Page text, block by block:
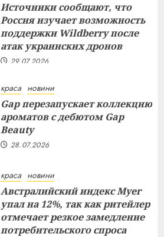
Источники сообщают, что
Россия изучает возможность
поддержки Wildberry после
атак украинских дронов
29.07.2026
краса новини
Gap перезапускает коллекцию
ароматов с дебютом Gap
Beauty
28.07.2026
краса новини
Австралийский индекс Myer
упал на 12%, так как ритейлер
отмечает резкое замедление
потребительского спроса